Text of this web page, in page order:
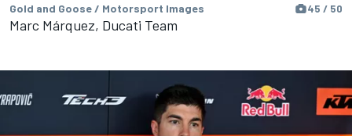
Gold and Goose / Motorsport Images 45 / 50
Marc Márquez, Ducati Team